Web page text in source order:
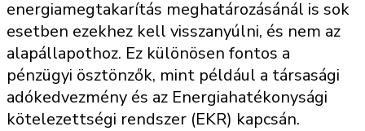
energiamegtakarítás meghatározásánál is sok
esetben ezekhez kell visszanyúlni, és nem az
alapállapothoz. Ez különösen fontos a
pénzügyi ösztönzők, mint például a társasági
adókedvezmény és az Energiahatékonysági
kötelezettségi rendszer (EKR) kapcsán.